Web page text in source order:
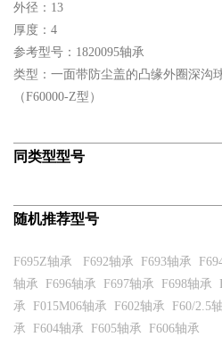
外径：13
厚度：4
参考型号：1820095轴承
类型：一面带防尘盖的凸缘外圈深沟
（F60000-Z型）
同类型型号
随机推荐型号
F695Z轴承 F692轴承 F693轴承
轴承
F696轴承 F697轴承 F698轴承
承
F015M06轴承 F602轴承 F60/2.5
承
F604轴承 F605轴承 F606轴承